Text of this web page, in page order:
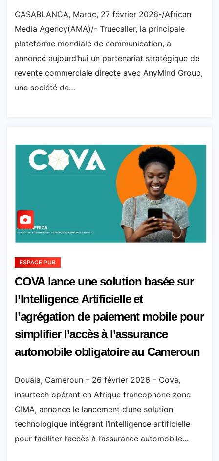
CASABLANCA, Maroc, 27 février 2026-/African
Media Agency(AMA)/- Truecaller, la principale
plateforme mondiale de communication, a
annoncé aujourd’hui un partenariat stratégique de
revente commerciale directe avec AnyMind Group,
une société de…
ESPACE PUB
COVA lance une solution basée sur
l’Intelligence Artificielle et
l’agrégation de paiement mobile pour
simplifier l’accès à l’assurance
automobile obligatoire au Cameroun
Douala, Cameroun – 26 février 2026 – Cova,
insurtech opérant en Afrique francophone zone
CIMA, annonce le lancement d’une solution
technologique intégrant l’intelligence artificielle
pour faciliter l’accès à l’assurance automobile…